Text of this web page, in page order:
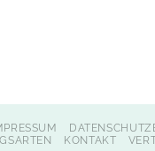
KONTAKT